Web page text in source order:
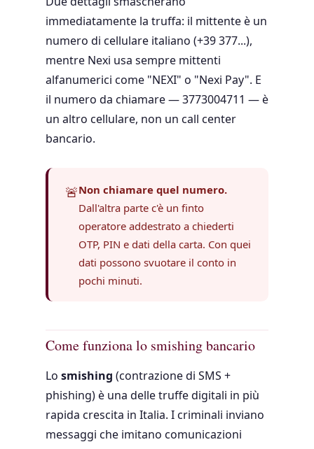
immediatamente la truffa: il mittente è un
numero di cellulare italiano (+39 377...),
mentre Nexi usa sempre mittenti
alfanumerici come "NEXI" o "Nexi Pay". E
il numero da chiamare — 3773004711 — è
un altro cellulare, non un call center
bancario.
🚨Non chiamare quel numero.
Dall'altra parte c'è un finto
operatore addestrato a chiederti
OTP, PIN e dati della carta. Con quei
dati possono svuotare il conto in
pochi minuti.
Come funziona lo smishing bancario
Lo smishing (contrazione di SMS +
phishing) è una delle truffe digitali in più
rapida crescita in Italia. I criminali inviano
messaggi che imitano comunicazioni